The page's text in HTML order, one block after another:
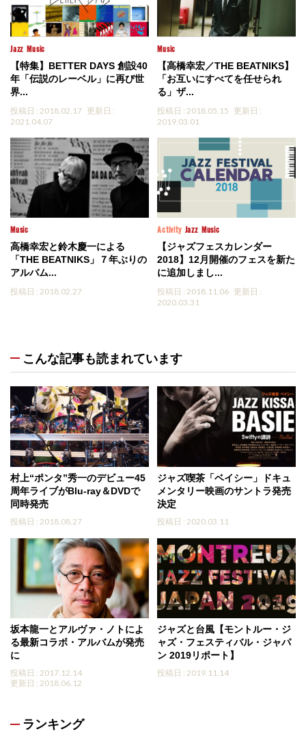
Jazz Music
【特集】BETTER DAYS 創設40
年「伝説のレーベル」に再び世
界...
投稿日 : 2018.02.17 更新日 :
2021.04.07
Music
【高橋幸宏／THE BEATNIKS】
「お互いにすべてを任せられ
る」ザ...
投稿日 : 2018.05.15 更新日 :
2019.03.01
Music
高橋幸宏と鈴木慶一による
「THE BEATNIKS」７年ぶりの
アルバム...
投稿日 : 2018.02.27
Activity Jazz Music
【ジャズフェスカレンダー
2018】12月開催のフェスを新た
に追加しまし...
投稿日 : 2018.11.06 更新日 :
2020.03.31
こんな記事も読まれています
村上“ポンタ”秀一のデビュー45
周年ライブがBlu-ray＆DVDで
同時発売
投稿日 : 2018.08.27
ジャズ喫茶「ベイシー」ドキュ
メンタリー映画のサントラ発売
決定
投稿日 : 2020.03.11
坂本龍一とアルヴァ・ノトによ
る最新コラボ・アルバムが発売
に
投稿日 : 2017.12.14
更新日 : 2018.06.12
ジャズと台風【モントルー・ジ
ャズ・フェスティバル・ジャパ
ン 2019リポート】
投稿日 : 2019.11.14
ランキング